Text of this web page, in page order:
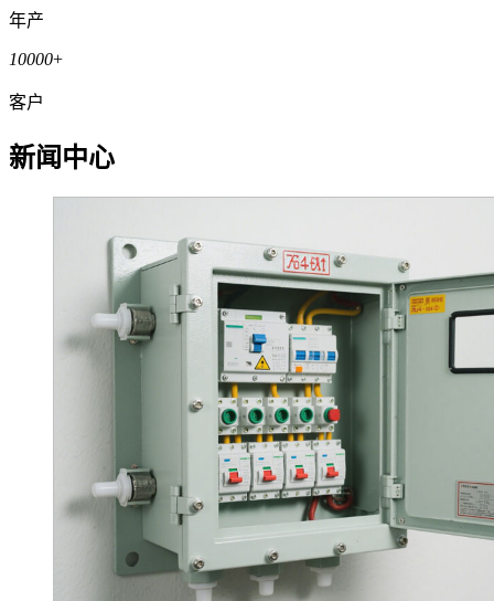
年产
10000+
客户
新闻中心